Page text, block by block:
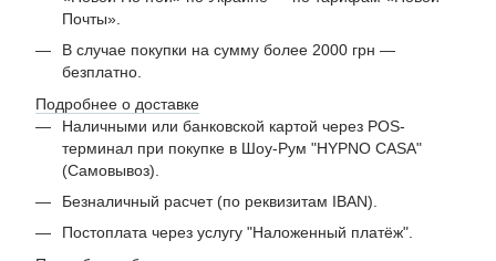
Почты».
В случае покупки на сумму более 2000 грн —
безплатно.
Подробнее о доставке
Наличными или банковской картой через POS-
терминал при покупке в Шоу-Рум "HYPNO CASA"
(Самовывоз).
Безналичный расчет (по реквизитам IBAN).
Постоплата через услугу "Наложенный платёж".